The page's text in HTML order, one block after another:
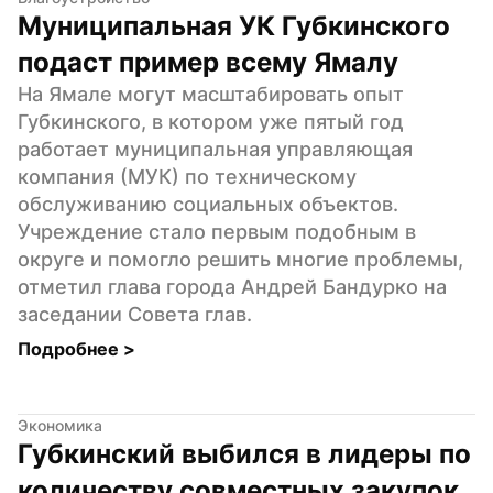
Муниципальная УК Губкинского
подаст пример всему Ямалу
На Ямале могут масштабировать опыт
Губкинского, в котором уже пятый год
работает муниципальная управляющая
компания (МУК) по техническому
обслуживанию социальных объектов.
Учреждение стало первым подобным в
округе и помогло решить многие проблемы,
отметил глава города Андрей Бандурко на
заседании Совета глав.
Подробнее >
Экономика
Губкинский выбился в лидеры по